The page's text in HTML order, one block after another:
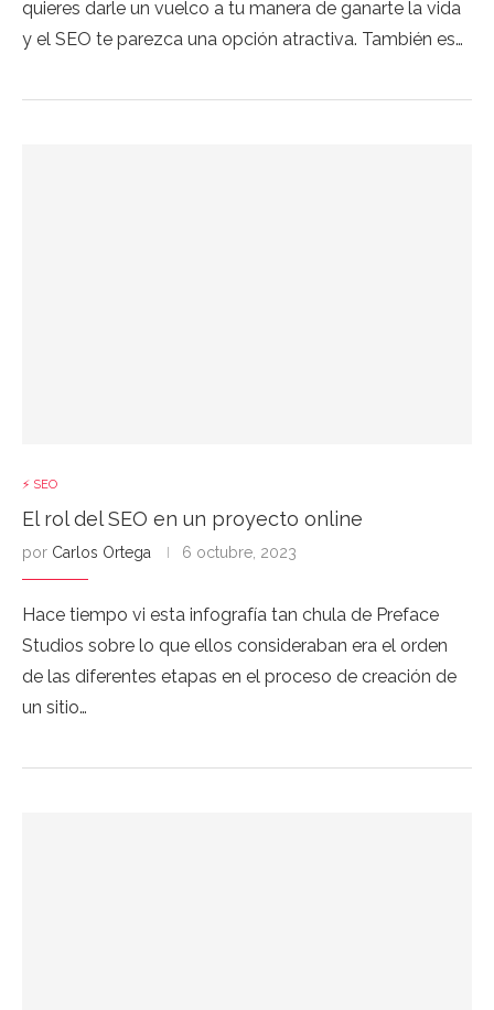
quieres darle un vuelco a tu manera de ganarte la vida
y el SEO te parezca una opción atractiva. También es…
⚡ SEO
El rol del SEO en un proyecto online
por Carlos Ortega 6 octubre, 2023
Hace tiempo vi esta infografía tan chula de Preface
Studios sobre lo que ellos consideraban era el orden
de las diferentes etapas en el proceso de creación de
un sitio…